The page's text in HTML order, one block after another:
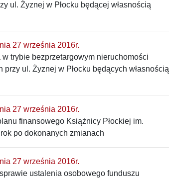
ul. Żyznej w Płocku będącej własnością
27 września 2016r.
trybie bezprzetargowym nieruchomości
ul. Żyznej w Płocku będących własnością
27 września 2016r.
finansowego Książnicy Płockiej im.
po dokonanych zmianach
27 września 2016r.
ustalenia osobowego funduszu